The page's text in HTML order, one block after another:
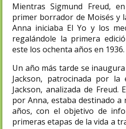
Mientras Sigmund Freud,
primer borrador de Moisés y
Anna iniciaba El Yo y los
regalándole la primera
este los ochenta años en 1936.
Un año más tarde se
Jackson, patrocinada por la
Jackson, analizada de Freud.
por Anna, estaba destinado a
años, con el objetivo de
primeras etapas de la vida a